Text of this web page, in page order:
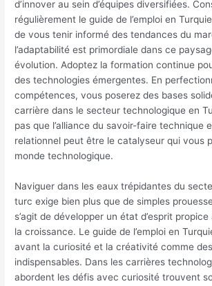
d’innover au sein d’équipes diversifiées.
régulièrement le guide de l’emploi en
de vous tenir informé des tendances du
l’adaptabilité est primordiale dans ce
évolution. Adoptez la formation continue
des technologies émergentes. En
compétences, vous poserez des bases
carrière dans le secteur technologique en
pas que l’alliance du savoir-faire technique
relationnel peut être le catalyseur qui vous
monde technologique.
Naviguer dans les eaux trépidantes du
turc exige bien plus que de simples
s’agit de développer un état d’esprit propice
la croissance. Le guide de l’emploi en
avant la curiosité et la créativité comme
indispensables. Dans les carrières
abordent les défis avec curiosité trouvent